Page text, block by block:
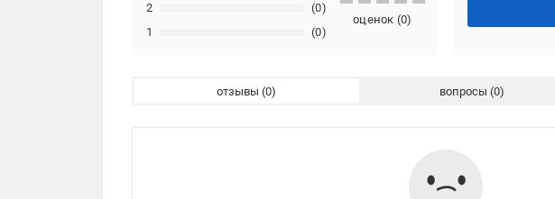
1 (0)
2 (0)
оценок (0)
отзывы вопросы